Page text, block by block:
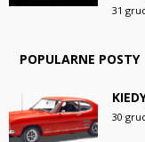
31
POPULARNE POSTY
30